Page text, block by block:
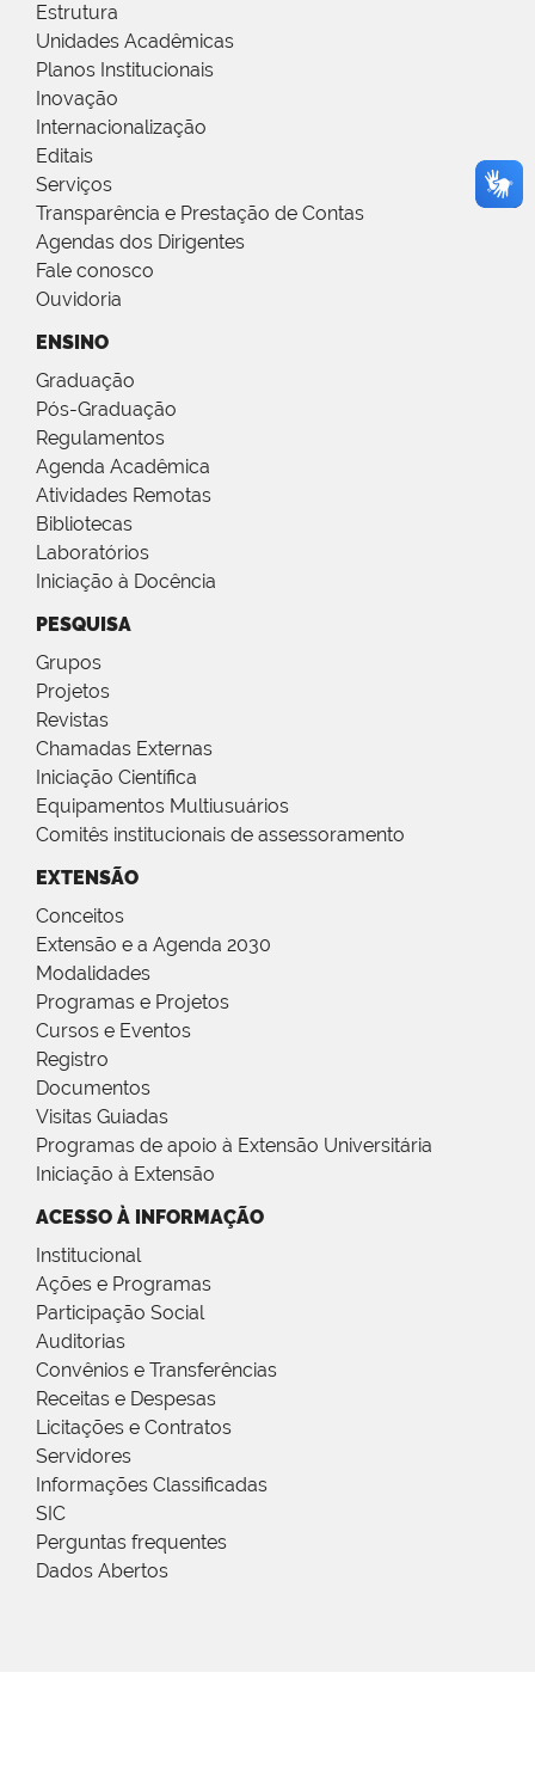
Estrutura
Unidades Acadêmicas
Planos Institucionais
Inovação
Internacionalização
Editais
Serviços
Transparência e Prestação de Contas
Agendas dos Dirigentes
Fale conosco
Ouvidoria
ENSINO
Graduação
Pós-Graduação
Regulamentos
Agenda Acadêmica
Atividades Remotas
Bibliotecas
Laboratórios
Iniciação à Docência
PESQUISA
Grupos
Projetos
Revistas
Chamadas Externas
Iniciação Científica
Equipamentos Multiusuários
Comitês institucionais de assessoramento
EXTENSÃO
Conceitos
Extensão e a Agenda 2030
Modalidades
Programas e Projetos
Cursos e Eventos
Registro
Documentos
Visitas Guiadas
Programas de apoio à Extensão Universitária
Iniciação à Extensão
ACESSO À INFORMAÇÃO
Institucional
Ações e Programas
Participação Social
Auditorias
Convênios e Transferências
Receitas e Despesas
Licitações e Contratos
Servidores
Informações Classificadas
SIC
Perguntas frequentes
Dados Abertos